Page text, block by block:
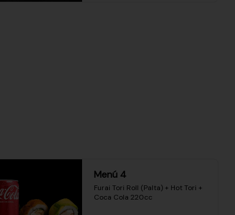
Menú 4
Furai Tori Roll (Palta) + Hot Tori +
Coca Cola 220cc